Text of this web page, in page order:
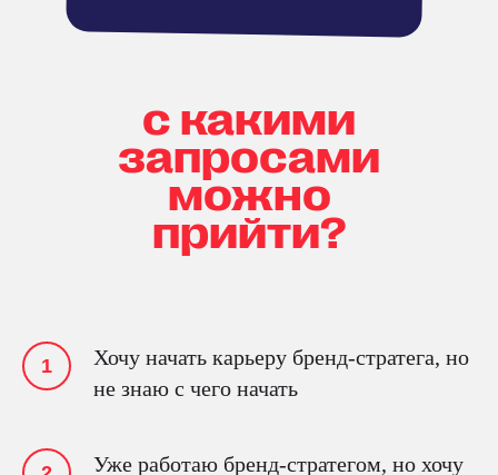
с какими
запросами
можно
прийти?
Хочу начать карьеру бренд-стратега, но
не знаю с чего начать
Уже работаю бренд-стратегом, но хочу